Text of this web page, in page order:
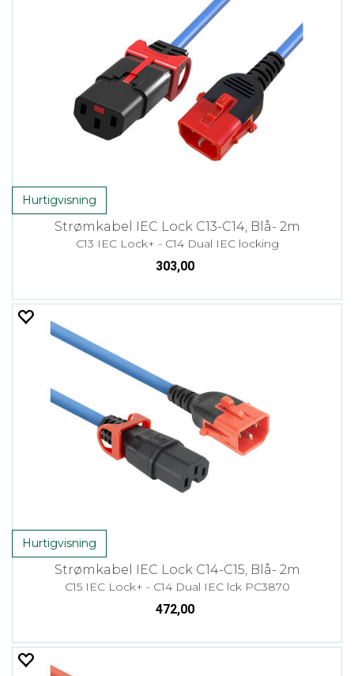
Hurtigvisning
Strømkabel IEC Lock C13-C14, Blå- 2m
C13 IEC Lock+ - C14 Dual IEC locking
303,00
Hurtigvisning
Strømkabel IEC Lock C14-C15, Blå- 2m
C15 IEC Lock+ - C14 Dual IEC lck PC3870
472,00